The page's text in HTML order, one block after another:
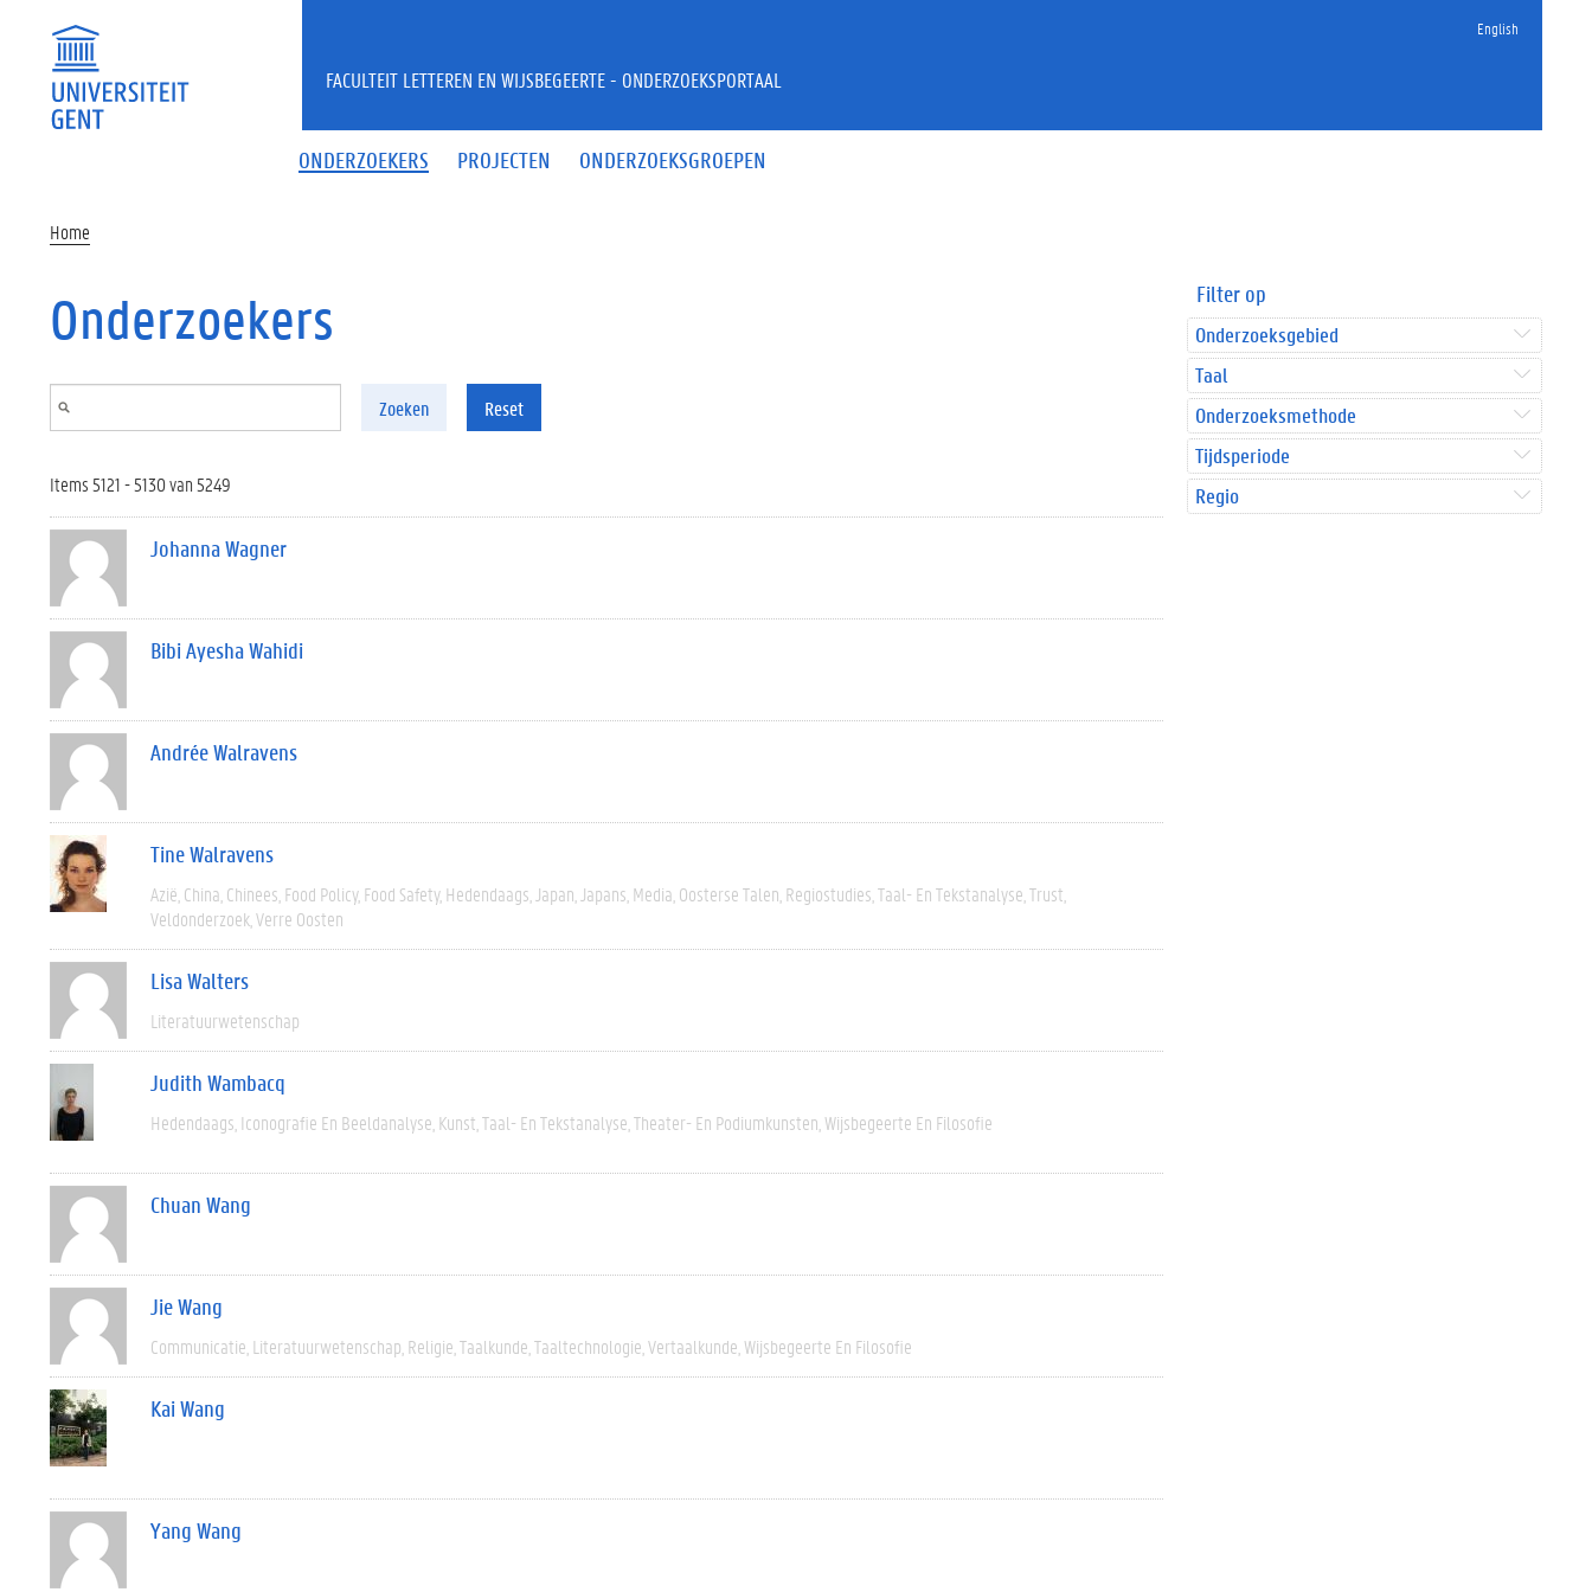
English
ONDERZOEKERS PROJECTEN ONDERZOEKSGROEPEN
FACULTEIT LETTEREN EN WIJSBEGEERTE - ONDERZOEKSPORTAAL
Home
Onderzoekers
Zoeken Reset
Items 5121 - 5130 van 5249
Johanna Wagner
Bibi Ayesha Wahidi
Andrée Walravens
Tine Walravens
Azië China Chinees Food Policy Food Safety Hedendaags Japan Japans Media Oosterse Talen Regiostudies Taal- En Tekstanalyse Trust
Veldonderzoek Verre Oosten
Lisa Walters
Literatuurwetenschap
Judith Wambacq
Hedendaags Iconografie En Beeldanalyse Kunst Taal- En Tekstanalyse Theater- En Podiumkunsten Wijsbegeerte En Filosofie
Chuan Wang
Jie Wang
Communicatie Literatuurwetenschap Religie Taalkunde Taaltechnologie Vertaalkunde Wijsbegeerte En Filosofie
Kai Wang
Yang Wang
Filter op
Onderzoeksgebied
Taal
Onderzoeksmethode
Tijdsperiode
Regio